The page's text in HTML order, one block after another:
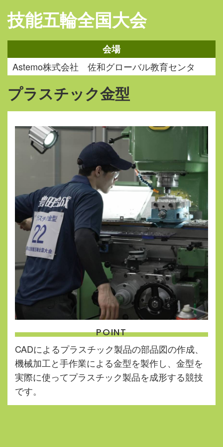
技能五輪全国大会
会場
Astemo株式会社 佐和グローバル教育センタ
プラスチック金型
POINT
CADによるプラスチック製品の部品図の作成、
機械加工と手作業による金型を製作し、金型を
実際に使ってプラスチック製品を成形する競技
です。